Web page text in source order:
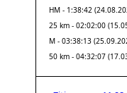
HM - 1:38:42
25 km - 02:02:00
M - 03:38:13
50 km - 04:32:07